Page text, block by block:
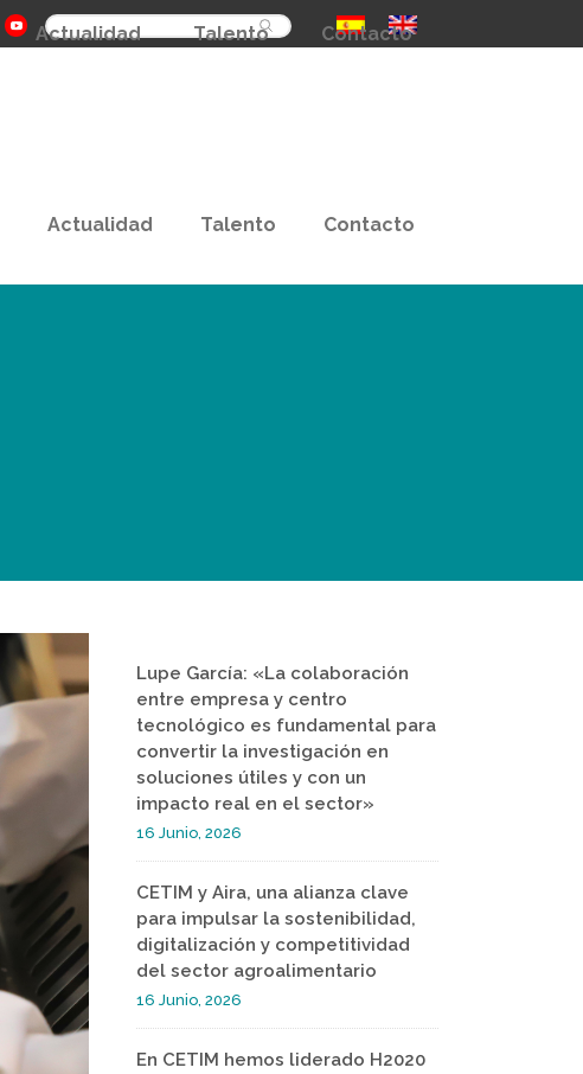
Buscar
Actualidad Talento Contacto
Actualidad Talento Contacto
Lupe García: «La colaboración
entre empresa y centro
tecnológico es fundamental para
convertir la investigación en
soluciones útiles y con un
impacto real en el sector»
16 Junio, 2026
CETIM y Aira, una alianza clave
para impulsar la sostenibilidad,
digitalización y competitividad
del sector agroalimentario
16 Junio, 2026
En CETIM hemos liderado H2020